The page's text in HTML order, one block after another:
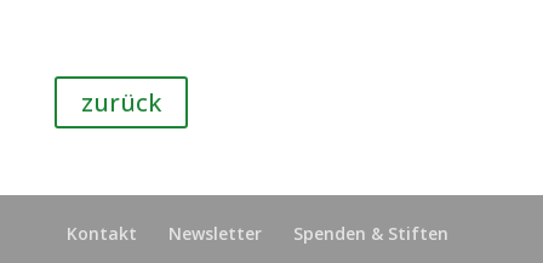
zurück
Kontakt Newsletter
Spenden & Stiften